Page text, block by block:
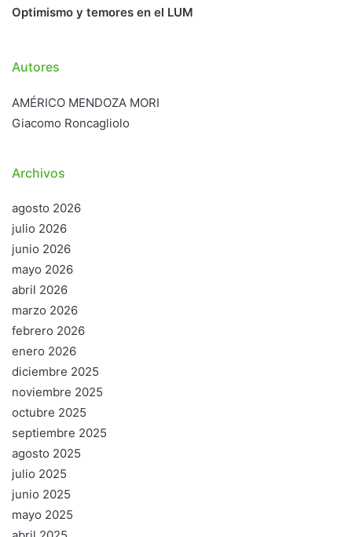
Optimismo y temores en el LUM
Autores
AMÉRICO MENDOZA MORI
Giacomo Roncagliolo
Archivos
agosto 2026
julio 2026
junio 2026
mayo 2026
abril 2026
marzo 2026
febrero 2026
enero 2026
diciembre 2025
noviembre 2025
octubre 2025
septiembre 2025
agosto 2025
julio 2025
junio 2025
mayo 2025